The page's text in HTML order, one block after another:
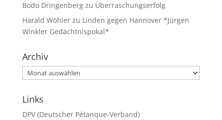
Bodo Dringenbergzu Überraschungserfolg
Harald Wöhlerzu Linden gegen Hannover *Jürgen
Winkler Gedächtnispokal*
Archiv
Archiv
Links
DPV (Deutscher Pétanque-Verband)